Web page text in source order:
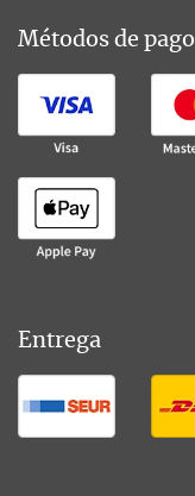
Métodos de pago
Entrega